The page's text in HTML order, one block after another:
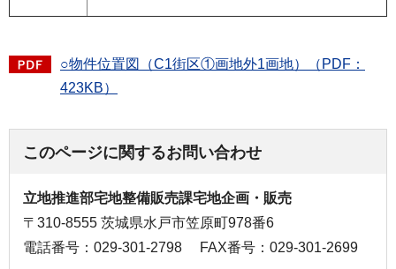
○物件位置図（C1街区①画地外1画地）（PDF：
423KB）
このページに関するお問い合わせ
立地推進部宅地整備販売課宅地企画・販売
〒310-8555 茨城県水戸市笠原町978番6
電話番号：029-301-2798
FAX番号：029-301-2699